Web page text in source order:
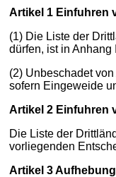
Artikel 1 Einfuhren
(1) Die Liste der
dürfen, ist in
(2) Unbeschadet von
sofern Eingeweide
Artikel 2 Einfuhren
Die Liste der
vorliegenden
Artikel 3Aufhebung